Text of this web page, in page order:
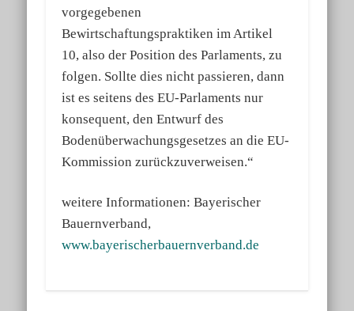
vorgegebenen
Bewirtschaftungspraktiken im Artikel
10, also der Position des Parlaments, zu
folgen. Sollte dies nicht passieren, dann
ist es seitens des EU-Parlaments nur
konsequent, den Entwurf des
Bodenüberwachungsgesetzes an die EU-
Kommission zurückzuverweisen.“
weitere Informationen: Bayerischer
Bauernverband,
www.bayerischerbauernverband.de